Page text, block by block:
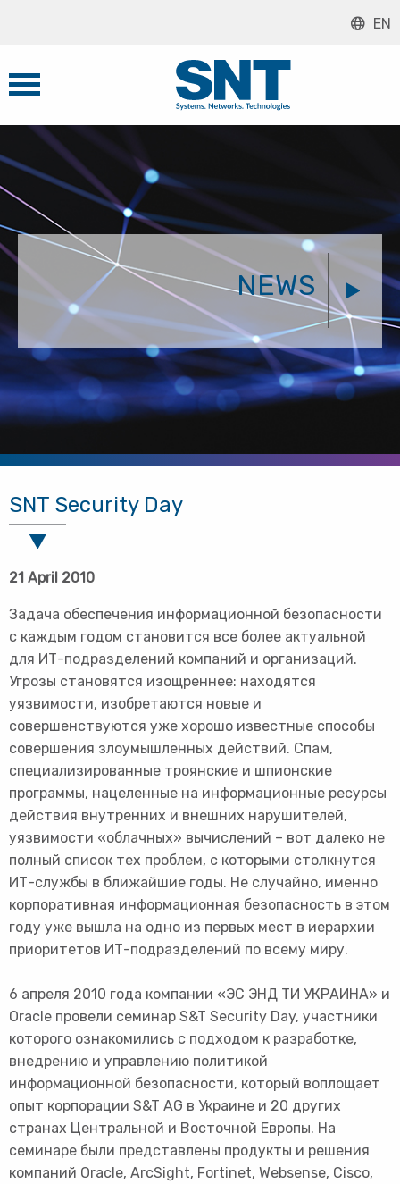
EN
NEWS
SNT Security Day
21 April 2010
Задача обеспечения информационной безопасности
с каждым годом становится все более актуальной
для ИТ-подразделений компаний и организаций.
Угрозы становятся изощреннее: находятся
уязвимости, изобретаются новые и
совершенствуются уже хорошо известные способы
совершения злоумышленных действий. Спам,
специализированные троянские и шпионские
программы, нацеленные на информационные ресурсы
действия внутренних и внешних нарушителей,
уязвимости «облачных» вычислений – вот далеко не
полный список тех проблем, с которыми столкнутся
ИТ-службы в ближайшие годы. Не случайно, именно
корпоративная информационная безопасность в этом
году уже вышла на одно из первых мест в иерархии
приоритетов ИТ-подразделений по всему миру.
6 апреля 2010 года компании «ЭС ЭНД ТИ УКРАИНА» и
Oracle провели семинар S&T Security Day, участники
которого ознакомились с подходом к разработке,
внедрению и управлению политикой
информационной безопасности, который воплощает
опыт корпорации S&T AG в Украине и 20 других
странах Центральной и Восточной Европы. На
семинаре были представлены продукты и решения
компаний Oracle, ArcSight, Fortinet, Websense, Cisco,